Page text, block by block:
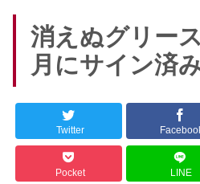
消えぬグリー
月にサイン済
Twitter
Pocket LINE